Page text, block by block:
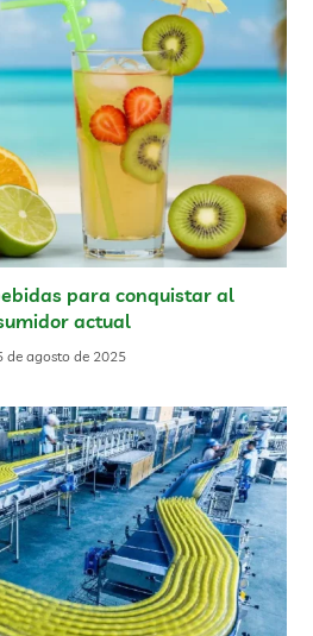
para conquistar al
actual
de agosto de 2025